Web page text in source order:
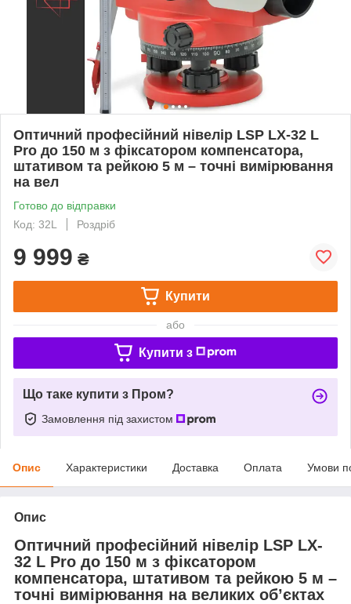
Оптичний професійний нівелір LSP LX-32 L
Pro до 150 м з фіксатором компенсатора,
штативом та рейкою 5 м – точні вимірювання
на вел
Готово до відправки
Код: 32L
Роздріб
9 999 ₴
Купити
або
Купити з
Що таке купити з Пром?
Замовлення під захистом
Опис Характеристики Доставка Оплата Умови
Опис
Оптичний професійний нівелір LSP LX-
32 L Pro до 150 м з фіксатором
компенсатора, штативом та рейкою 5 м –
точні вимірювання на великих об’єктах